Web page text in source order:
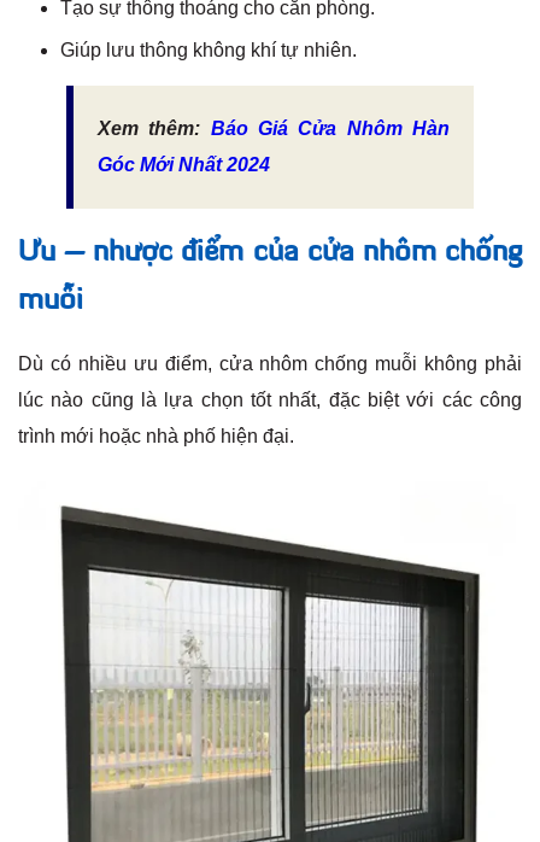
Tạo sự thông thoáng cho căn phòng.
Giúp lưu thông không khí tự nhiên.
Xem thêm: Báo Giá Cửa Nhôm Hàn
Góc Mới Nhất 2024
Ưu – nhược điểm của cửa nhôm chống
muỗi
Dù có nhiều ưu điểm, cửa nhôm chống muỗi không phải
lúc nào cũng là lựa chọn tốt nhất, đặc biệt với các công
trình mới hoặc nhà phố hiện đại.